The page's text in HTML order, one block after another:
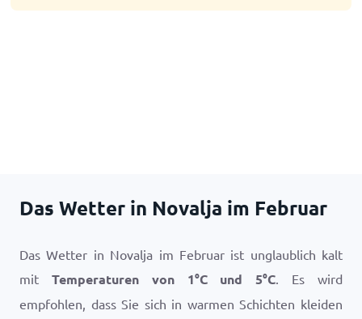
Das Wetter in Novalja im Februar
Das Wetter in Novalja im Februar ist unglaublich kalt
mit Temperaturen von 1°Cund5°C. Es wird
empfohlen, dass Sie sich in warmen Schichten kleiden